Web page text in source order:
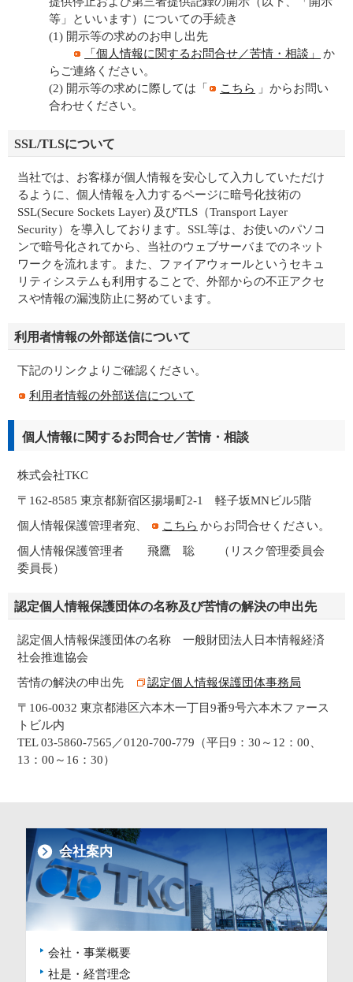
等」といいます）についての手続き
(1) 開示等の求めのお申し出先
「個人情報に関するお問合せ／苦情・相談」
か
らご連絡ください。
(2) 開示等の求めに際しては「
こちら
」からお問い
合わせください。
SSL/TLSについて
当社では、お客様が個人情報を安心して入力していただけ
るように、個人情報を入力するページに暗号化技術の
SSL(Secure Sockets Layer) 及びTLS（Transport Layer
Security）を導入しております。SSL等は、お使いのパソコ
ンで暗号化されてから、当社のウェブサーバまでのネット
ワークを流れます。また、ファイアウォールというセキュ
リティシステムも利用することで、外部からの不正アクセ
スや情報の漏洩防止に努めています。
利用者情報の外部送信について
下記のリンクよりご確認ください。
利用者情報の外部送信について
個人情報に関するお問合せ／苦情・相談
株式会社TKC
〒162-8585 東京都新宿区揚場町2-1 軽子坂MNビル5階
個人情報保護管理者宛、
こちら からお問合せください。
個人情報保護管理者 飛鷹 聡 （リスク管理委員会
委員長）
認定個人情報保護団体の名称及び苦情の解決の申出先
認定個人情報保護団体の名称 一般財団法人日本情報経済
社会推進協会
苦情の解決の申出先
認定個人情報保護団体事務局
〒106-0032 東京都港区六本木一丁目9番9号六本木ファース
トビル内
TEL 03-5860-7565／0120-700-779（平日9：30～12：00、
13：00～16：30）
会社案内
会社・事業概要
社是・経営理念